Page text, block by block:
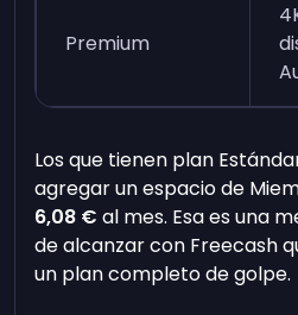
Premium
Los que tienen plan
agregar un espacio de
6,08 € al mes. Esa es una
de alcanzar con Freecash
un plan completo de golpe.